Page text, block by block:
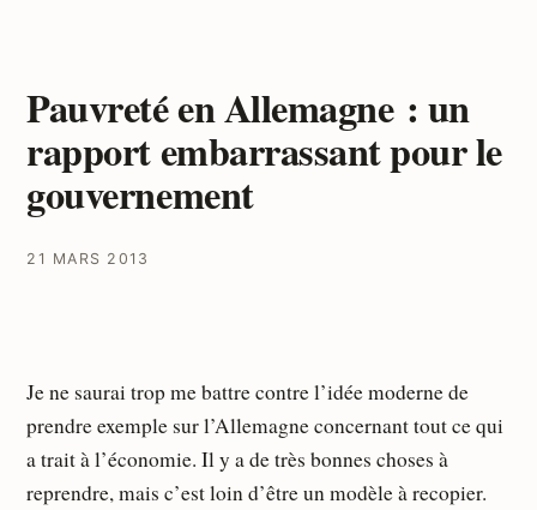
Pauvreté en Allemagne : un
rapport embarrassant pour le
gouvernement
21 MARS 2013
Je ne saurai trop me battre contre l’idée moderne de
prendre exemple sur l’Allemagne concernant tout ce qui
a trait à l’économie. Il y a de très bonnes choses à
reprendre, mais c’est loin d’être un modèle à recopier.